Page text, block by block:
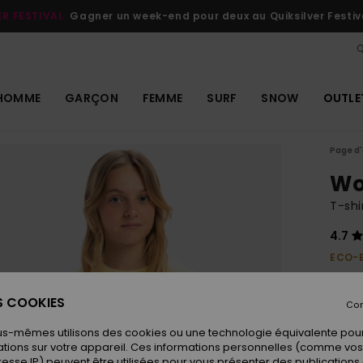
FESTIVAL Gagner un week-end pour deux au Quiksilver
GARÇON FEMME SURF SNOW
Page
T-
4.7
ECO-
COOKIES
mêmes utilisons des cookies ou une technologie équivalente
sur votre appareil. Ces informations personnelles (comme